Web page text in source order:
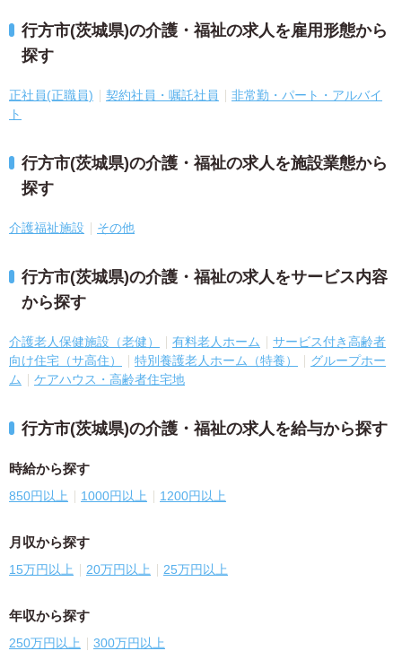
行方市(茨城県)の介護・福祉の求人を雇用形態から
探す
正社員(正職員) 契約社員・嘱託社員
非常勤・パート・アルバイ
ト
行方市(茨城県)の介護・福祉の求人を施設業態から
探す
介護福祉施設 その他
行方市(茨城県)の介護・福祉の求人をサービス内容
から探す
介護老人保健施設（老健） 有料老人ホーム
サービス付き高齢者
向け住宅（サ高住）
特別養護老人ホーム（特養）
グループホー
ム
ケアハウス・高齢者住宅地
行方市(茨城県)の介護・福祉の求人を給与から探す
時給から探す
850円以上 1000円以上 1200円以上
月収から探す
15万円以上 20万円以上 25万円以上
年収から探す
250万円以上 300万円以上